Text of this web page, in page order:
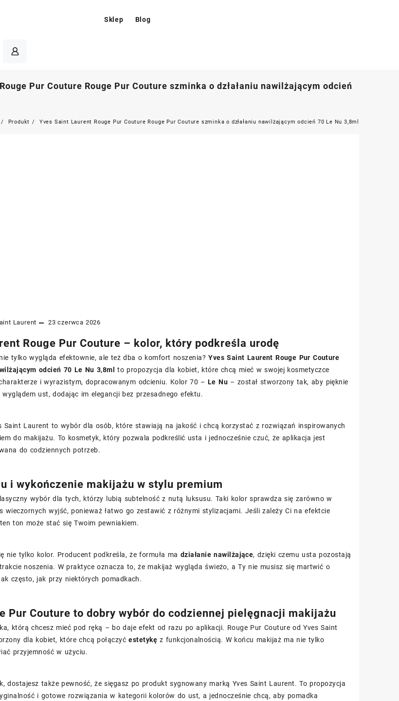
Sklep Blog
Pur Couture Rouge Pur Couture szminka o dzłałaniu nawilżającym odcień
Produkt Yves Saint Laurent Rouge Pur Couture Rouge Pur Couture szminka o dzłałaniu nawilżającym odcień 70 Le Nu 3,8ml
Laurent 23 czerwca 2026
Rouge Pur Couture – kolor, który podkreśla urodę
tylko wygląda efektownie, ale też dba o komfort noszenia?Yves Saint Laurent Rouge Pur Couture
odcień 70 Le Nu 3,8ml
to propozycja dla kobiet, które chcą mieć w swojej kosmetyczce
i wyrazistym, dopracowanym odcieniu. Kolor 70 – Le Nu– został stworzony tak, aby pięknie
wyglądem ust, dodając im elegancji bez przesadnego efektu.
Saint Laurent to wybór dla osób, które stawiają na jakość i chcą korzystać z rozwiązań inspirowanych
do makijażu. To kosmetyk, który pozwala podkreślić usta i jednocześnie czuć, że aplikacja jest
do codziennych potrzeb.
i wykończenie makijażu w stylu premium
wybór dla tych, którzy lubią subtelność z nutą luksusu. Taki kolor sprawdza się zarówno w
wieczornych wyjść, ponieważ łatwo go zestawić z różnymi stylizacjami. Jeśli zależy Ci na efektcie
ten ton może stać się Twoim pewniakiem.
nie tylko kolor. Producent podkreśla, że formuła ma działanie nawilżające, dzięki czemu usta pozostają
noszenia. W praktyce oznacza to, że makijaż wygląda świeżo, a Ty nie musisz się martwić o
często, jak przy niektórych pomadkach.
Pur Couture to dobry wybór do codziennej pielęgnacji makijażu
którą chcesz mieć pod ręką – bo daje efekt od razu po aplikacji. Rouge Pur Couture od Yves Saint
dla kobiet, które chcą połączyćestetykę z funkcjonalnością. W końcu makijaż ma nie tylko
przyjemność w użyciu.
dostajesz także pewność, że sięgasz po produkt sygnowany marką Yves Saint Laurent. To propozycja
i gotowe rozwiązania w kategorii kolorów do ust, a jednocześnie chcą, aby pomadka